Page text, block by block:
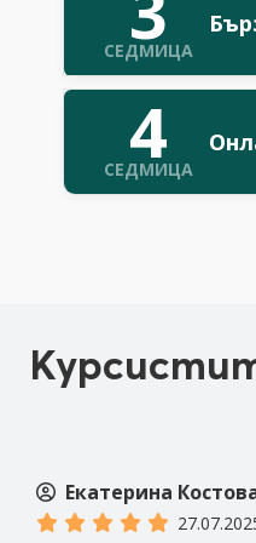
СЕДМИЦА
4
СЕДМИЦА
Полин Иванова /